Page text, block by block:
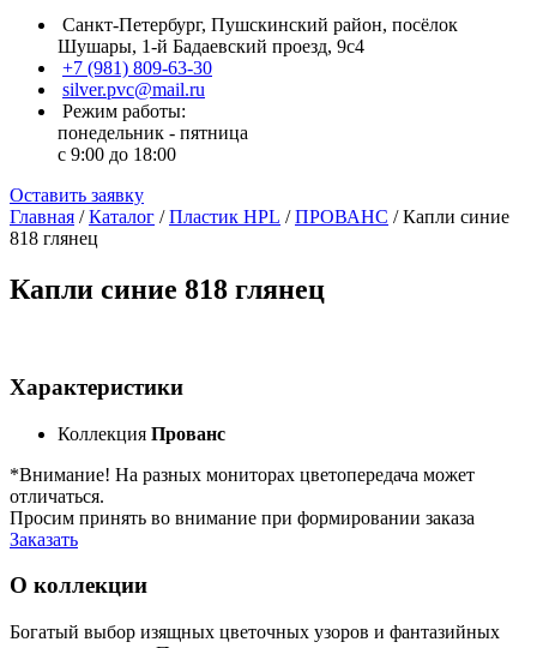
Санкт-Петербург, Пушскинский район, посёлок
Шушары, 1-й Бадаевский проезд, 9с4
+7 (981) 809-63-30
silver.pvc@mail.ru
Режим работы:
понедельник - пятница
с 9:00 до 18:00
Оставить заявку
Главная /Каталог /Пластик HPL /ПРОВАНС /Капли синие
818 глянец
Капли синие 818 глянец
Характеристики
Коллекция Прованс
*Внимание! На разных мониторах цветопередача может
отличаться.
Просим принять во внимание при формировании заказа
Заказать
О коллекции
Богатый выбор изящных цветочных узоров и фантазийных